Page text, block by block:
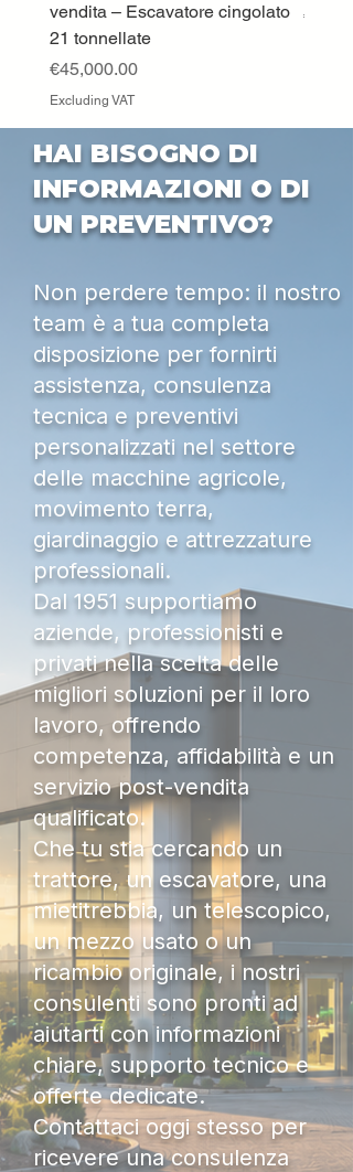
vendita – Escavatore cingolato
21 tonnellate
Price
€45,000.00
Excluding VAT
Price
HAI BISOGNO DI
INFORMAZIONI O DI
UN PREVENTIVO?
Non perdere tempo: il nostro
team è a tua completa
disposizione per fornirti
assistenza, consulenza
tecnica e preventivi
personalizzati nel settore
delle macchine agricole,
movimento terra,
giardinaggio e attrezzature
professionali.
Dal 1951 supportiamo
aziende, professionisti e
privati nella scelta delle
migliori soluzioni per il loro
lavoro, offrendo
competenza, affidabilità e un
servizio post-vendita
qualificato.
Che tu stia cercando un
trattore, un escavatore, una
mietitrebbia, un telescopico,
un mezzo usato o un
ricambio originale, i nostri
consulenti sono pronti ad
aiutarti con informazioni
chiare, supporto tecnico e
offerte dedicate.
Contattaci oggi stesso per
ricevere una consulenza